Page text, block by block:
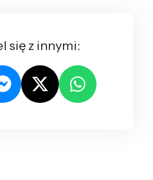
się z innymi: